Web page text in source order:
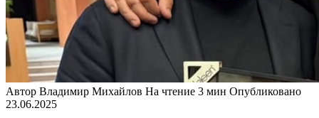
Автор Владимир Михайлов На чтение 3 мин Опубликовано
23.06.2025